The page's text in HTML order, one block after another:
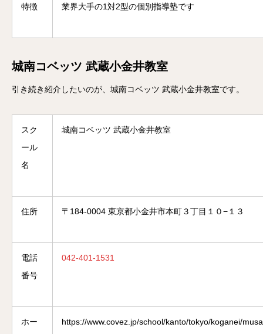
特徴 業界大手の1対2型の個別指導塾です
城南コベッツ 武蔵小金井教室
引き続き紹介したいのが、城南コベッツ 武蔵小金井教室です。
スク
ール
名
城南コベッツ 武蔵小金井教室
住所 〒184-0004 東京都小金井市本町３丁目１０−１３
電話
番号
042-401-1531
ホー
https://www.covez.jp/school/kanto/tokyo/koganei/